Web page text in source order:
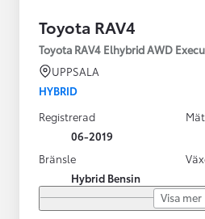
Toyota RAV4
Toyota RAV4 Elhybrid AWD
UPPSALA
HYBRID
Registrerad
06-2019
Bränsle
Hybrid Bensin
Visa mer